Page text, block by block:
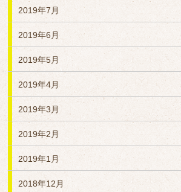
2019年7月
2019年6月
2019年5月
2019年4月
2019年3月
2019年2月
2019年1月
2018年12月